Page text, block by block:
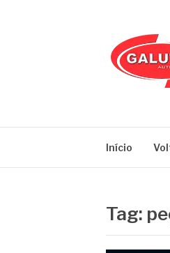
Início
Tag: